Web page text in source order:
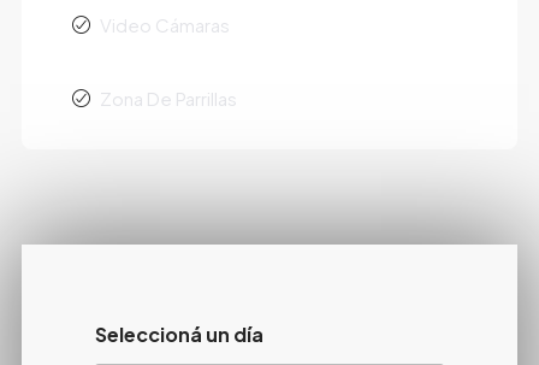
Video Cámaras
Zona De Parrillas
Seleccioná un día